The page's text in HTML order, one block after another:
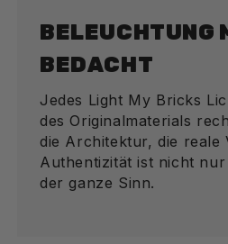
BELEUCHTUNG
BEDACHT
Jedes Light My Bricks
des Originalmaterials
die Architektur, die reale
Authentizität ist nicht nur
der ganze Sinn.